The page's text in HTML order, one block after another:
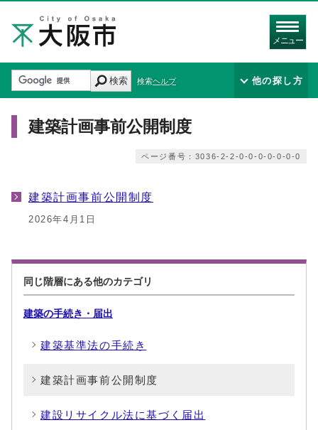
メニュー
検索 検索ヘルプ 他の探し方
建築計画事前公開制度
ページ番号：3036-2-2-0-0-0-0-0-0-0
建築計画事前公開制度
2026年4月1日
同じ階層にある他のカテゴリ
建築の手続き・届出
建築基準法の手続き
建築計画事前公開制度
建設リサイクル法に基づく届出